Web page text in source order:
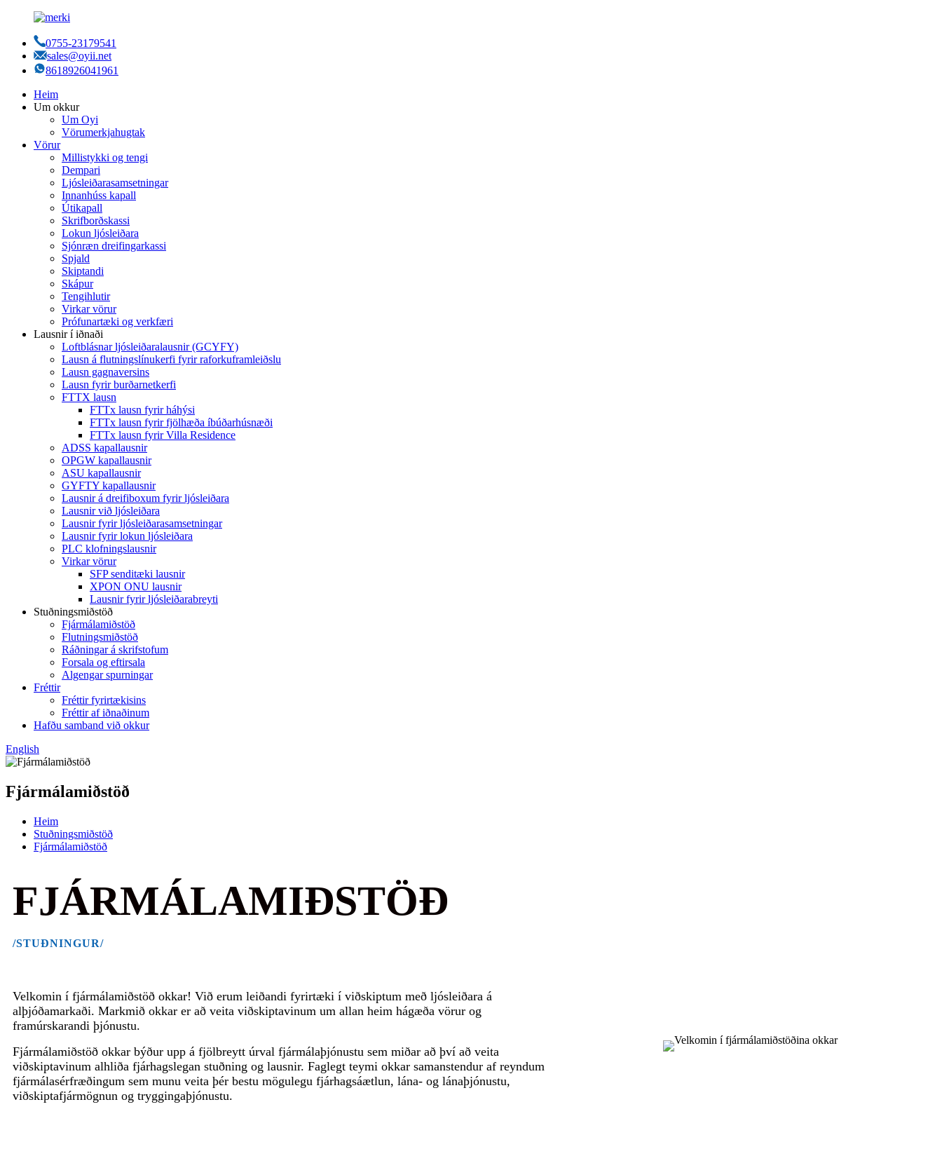
0755-23179541
sales@oyii.net
8618926041961
Heim
Um okkur
Um Oyi
Vörumerkjahugtak
Vörur
Millistykki og tengi
Dempari
Ljósleiðarasamsetningar
Innanhúss kapall
Útikapall
Skrifborðskassi
Lokun ljósleiðara
Sjónræn dreifingarkassi
Spjald
Skiptandi
Skápur
Tengihlutir
Virkar vörur
Prófunartæki og verkfæri
Lausnir í iðnaði
Loftblásnar ljósleiðaralausnir (GCYFY)
Lausn á flutningslínukerfi fyrir raforkuframleiðslu
Lausn gagnaversins
Lausn fyrir burðarnetkerfi
FTTX lausn
FTTx lausn fyrir háhýsi
FTTx lausn fyrir fjölhæða íbúðarhúsnæði
FTTx lausn fyrir Villa Residence
ADSS kapallausnir
OPGW kapallausnir
ASU kapallausnir
GYFTY kapallausnir
Lausnir á dreifiboxum fyrir ljósleiðara
Lausnir við ljósleiðara
Lausnir fyrir ljósleiðarasamsetningar
Lausnir fyrir lokun ljósleiðara
PLC klofningslausnir
Virkar vörur
SFP senditæki lausnir
XPON ONU lausnir
Lausnir fyrir ljósleiðarabreyti
Stuðningsmiðstöð
Fjármálamiðstöð
Flutningsmiðstöð
Ráðningar á skrifstofum
Forsala og eftirsala
Algengar spurningar
Fréttir
Fréttir fyrirtækisins
Fréttir af iðnaðinum
Hafðu samband við okkur
English
Fjármálamiðstöð
Heim
Stuðningsmiðstöð
Fjármálamiðstöð
FJÁRMÁLAMIÐSTÖÐ
/STUÐNINGUR/
Velkomin í fjármálamiðstöð okkar! Við erum leiðandi fyrirtæki í viðskiptum með ljósleiðara á
alþjóðamarkaði. Markmið okkar er að veita viðskiptavinum um allan heim hágæða vörur og
framúrskarandi þjónustu.
Fjármálamiðstöð okkar býður upp á fjölbreytt úrval fjármálaþjónustu sem miðar að því að veita
viðskiptavinum alhliða fjárhagslegan stuðning og lausnir. Faglegt teymi okkar samanstendur af reyndum
fjármálasérfræðingum sem munu veita þér bestu mögulegu fjárhagsáætlun, lána- og lánaþjónustu,
viðskiptafjármögnun og tryggingaþjónustu.